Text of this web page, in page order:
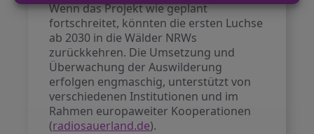
Wenn das Projekt wie geplant
fortschreitet, könnten die ersten Luchse
ab 2030 in die Wälder NRWs
zurückkehren. Die Umsetzung und
Überwachung der Auswilderung
erfolgen engmaschig, unterstützt von
verschiedenen Institutionen und im
Rahmen europaweiter Kooperationen
(radiosauerland.de).